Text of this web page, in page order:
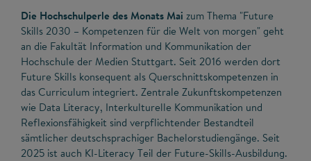
Die Hochschulperle des Monats Mai zum Thema "Future
Skills 2030 – Kompetenzen für die Welt von morgen" geht
an die Fakultät Information und Kommunikation der
Hochschule der Medien Stuttgart. Seit 2016 werden dort
Future Skills konsequent als Querschnittskompetenzen in
das Curriculum integriert. Zentrale Zukunftskompetenzen
wie Data Literacy, Interkulturelle Kommunikation und
Reflexions­fähigkeit sind verpflichtender Bestandteil
sämtlicher deutschsprachiger Bachelor­studiengänge. Seit
2025 ist auch KI-Literacy Teil der Future-Skills-Ausbildung.